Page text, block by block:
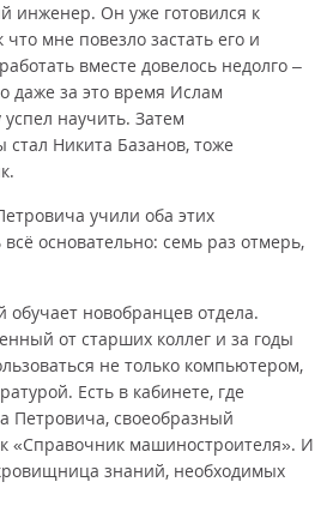
инженер. Он уже готовился к
мне повезло застать его и
вместе довелось недолго –
даже за это время Ислам
научить. Затем
стал Никита Базанов, тоже
учили оба этих
основательно: семь раз отмерь,
новобранцев отдела.
от старших коллег и за годы
не только компьютером,
Есть в кабинете, где
Петровича, своеобразный
«Справочник машиностроителя». И
знаний, необходимых